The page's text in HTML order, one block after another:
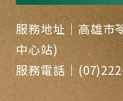
服務地址｜高雄市
中心站)
服務電話｜